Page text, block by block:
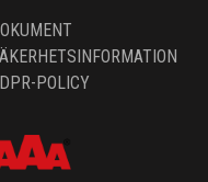
POLICY